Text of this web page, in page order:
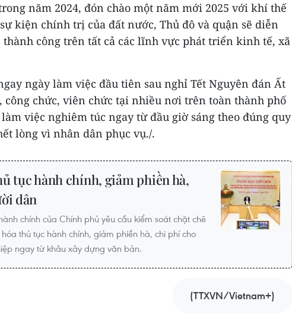
năm 2024, đón chào một năm mới 2025 với khí thế
kiện chính trị của đất nước, Thủ đô và quận sẽ diễn
công trên tất cả các lĩnh vực phát triển kinh tế, xã
ngày làm việc đầu tiên sau nghỉ Tết Nguyên đán Ất
công chức, viên chức tại nhiều nơi trên toàn thành phố
việc nghiêm túc ngay từ đầu giờ sáng theo đúng quy
lòng vì nhân dân phục vụ./.
tục hành chính, giảm phiền hà,
dân
chính của Chính phủ yêu cầu kiểm soát chặt chẽ
thủ tục hành chính, giảm phiền hà, chi phí cho
ngay từ khâu xây dựng văn bản.
(TTXVN/Vietnam+)